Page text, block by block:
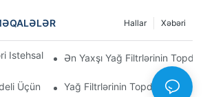
Xəbəri
Hallar
Istehsal Edən Şirkətlər: Hərtərəfli Baxış
Ən Yaxşı Yağ Filtrlərinin
Üçün Düzgün Yağ Filtrinin Seçilməsi:
Yağ Filtrlərinin Topdan Satışı